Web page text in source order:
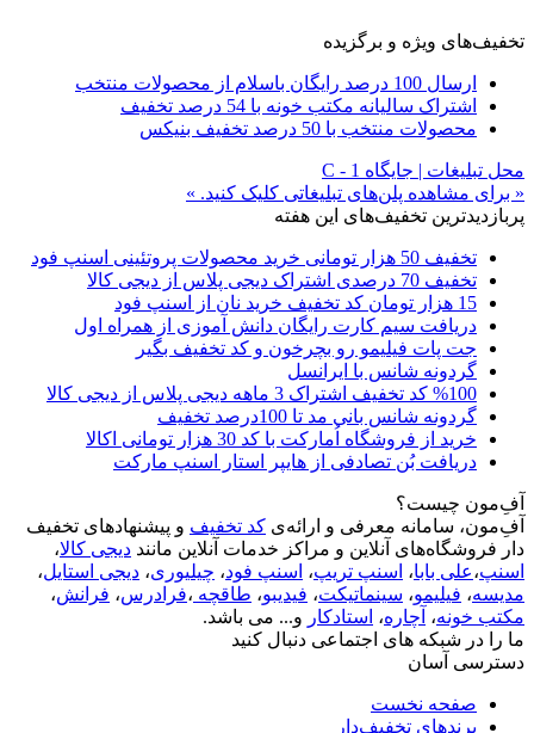
تخفیف‌های ویژه و برگزیده
ارسال 100 درصد رایگان باسلام از محصولات منتخب
اشتراک سالیانه مکتب خونه با 54 درصد تخفیف
محصولات منتخب با 50 درصد تخفیف بنیکس
محل تبلیغات | جایگاه C - 1
« برای مشاهده پلن‌های تبلیغاتی کلیک کنید. »
پربازدیدترین تخفیف‌های این هفته
تخفیف 50 هزار تومانی خرید محصولات پروتئینی اسنپ فود
تخفیف 70 درصدی اشتراک دیجی پلاس از دیجی کالا
15 هزار تومان کد تخفیف خرید نان از اسنپ فود
دریافت سیم کارت رایگان دانش آموزی از همراه اول
جت پات فیلیمو رو بچرخون و کد تخفیف بگیر
گردونه شانس با ایرانسل
%100 کد تخفیف اشتراک 3 ماهه دیجی پلاس از دیجی کالا
گردونه شانس بانی مد تا 100درصد تخفیف
خرید از فروشگاه اُمارکت با کد 30 هزار تومانی اکالا
دریافت بُن تصادفی از هایپر استار اسنپ مارکت
آفِ‌مون چیست؟
آفِ‌مون، سامانه معرفی و ارائه‌ی کد تخفیف و پیشنهادهای تخفیف
دار فروشگاه‌های آنلاین و مراکز خدمات آنلاین مانند دیجی کالا،
اسنپ،علی بابا، اسنپ تریپ، اسنپ فود، چیلیوری، دیجی استایل،
مدیسه، فیلیمو، سینماتیکت، فیدیبو، طاقچه ،فرادرس، فرانش،
مکتب خونه، آچاره، استادکار و... می باشد.
ما را در شبکه های اجتماعی دنبال کنید
دسترسی آسان
صفحه نخست
برندهای تخفیف‌دار